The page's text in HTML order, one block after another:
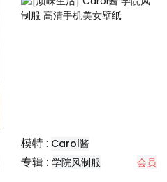
模特 : Carol酱
专辑 : 学院风制服 会员